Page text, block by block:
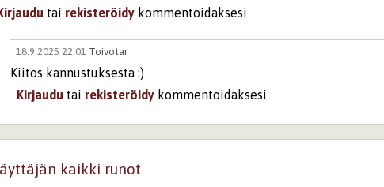
tai rekisteröidy kommentoidaksesi
18.9.2025 22:01 Toivotar
Kiitos kannustuksesta :)
Kirjaudu tai rekisteröidy kommentoidaksesi
kaikki runot